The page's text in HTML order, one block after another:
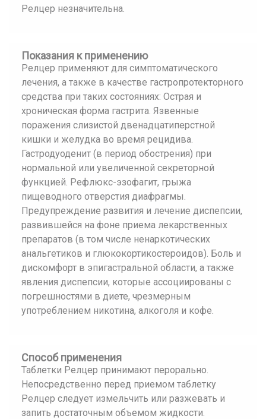
Релцер незначительна.
Показания к применению
Релцер применяют для симптоматического
лечения, а также в качестве гастропротекторного
средства при таких состояниях: Острая и
хроническая форма гастрита. Язвенные
поражения слизистой двенадцатиперстной
кишки и желудка во время рецидива.
Гастродуоденит (в период обострения) при
нормальной или увеличенной секреторной
функцией. Рефлюкс-эзофагит, грыжа
пищеводного отверстия диафрагмы.
Предупреждение развития и лечение диспепсии,
развившейся на фоне приема лекарственных
препаратов (в том числе ненаркотических
анальгетиков и глюкокортикостероидов). Боль и
дискомфорт в эпигастральной области, а также
явления диспепсии, которые ассоциированы с
погрешностями в диете, чрезмерным
употреблением никотина, алкоголя и кофе.
Способ применения
Таблетки Релцер принимают перорально.
Непосредственно перед приемом таблетку
Релцер следует измельчить или разжевать и
запить достаточным объемом жидкости.